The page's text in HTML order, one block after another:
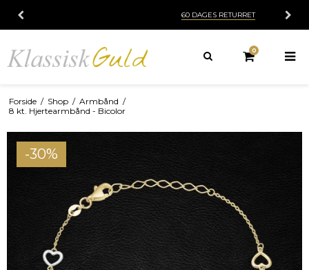
60 DAGES RETURRET
0
Forside / Shop / Armbånd /
8 kt. Hjertearmbånd - Bicolor
-30%